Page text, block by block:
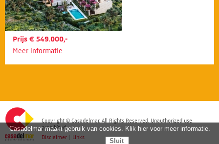
Prijs € 549.000,-
Meer informatie
Copyright © Casadelmar. All Rights Reserved. Unauthorized use
prohibited.
Disclaimer | Links
Casadelmar maakt gebruik van cookies. Klik hier voor meer informatie.
Sluit